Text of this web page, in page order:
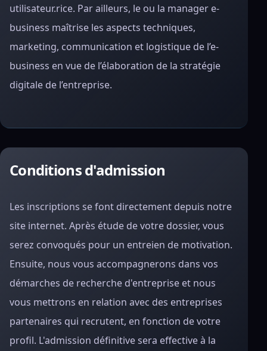
utilisateur.rice. Par ailleurs, le ou la manager e-
business maîtrise les aspects techniques,
marketing, communication et logistique de l’e-
business en vue de l’élaboration de la stratégie
digitale de l’entreprise.
Conditions d'admission
Les inscriptions se font directement depuis notre
site internet. Après étude de votre dossier, vous
serez convoqués pour un entreien de motivation.
Ensuite, nous vous accompagnerons dans vos
démarches de recherche d'entreprise et nous
vous mettrons en relation avec des entreprises
partenaires qui recrutent, en fonction de votre
profil. L'admission définitive sera effective à la